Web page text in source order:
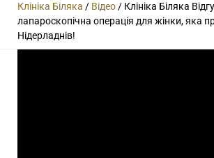
Клініка Біляка / Відео/ Клініка Біляка
лапароскопічна операція для жінки, яка
Нідерладнів!